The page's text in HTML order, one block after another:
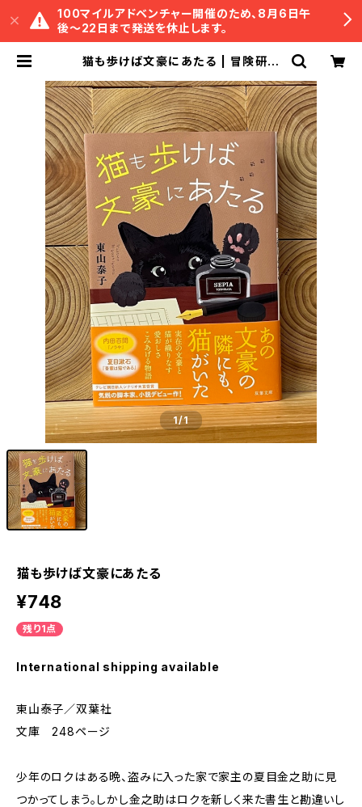
100マイルアドベンチャー開催のため、8月6日午
後〜22日まで発送を休止します。
猫も歩けば文豪にあたる | 冒険研究
1/1
猫も歩けば文豪にあたる
¥748
残り1点
International shipping available
東山泰子／双葉社
文庫 248ページ
少年のロクはある晩、盗みに入った家で家主の夏目金之助に見
つかってしまう。しかし金之助はロクを新しく来た書生と勘違いし